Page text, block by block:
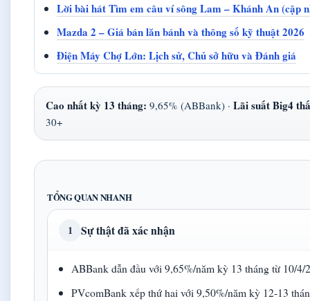
Lời bài hát Tìm em câu ví sông Lam – Khánh An (cập
Mazda 2 – Giá bán lăn bánh và thông số kỹ thuật 2026
Điện Máy Chợ Lớn: Lịch sử, Chủ sở hữu và Đánh giá
Cao nhất kỳ 13 tháng: 9,65% (ABBank) · Lãi suất Big4
30+
TỔNG QUAN NHANH
1 Sự thật đã xác nhận
ABBank dẫn đầu với 9,65%/năm kỳ 13 tháng từ 10/4/
PVcomBank xếp thứ hai với 9,50%/năm kỳ 12-13